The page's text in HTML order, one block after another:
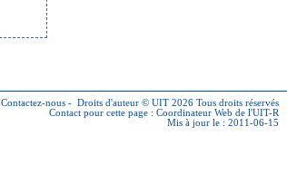
Contactez-nous - Droits d'auteur © UIT 2026 Tous droits réservés
Contact pour cette page : Coordinateur Web de l'UIT-R
Mis à jour le : 2011-06-15